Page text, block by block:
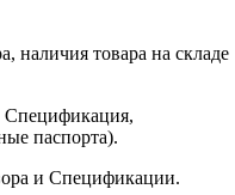
наличия товара на складе
Спецификация,
паспорта).
и Спецификации.